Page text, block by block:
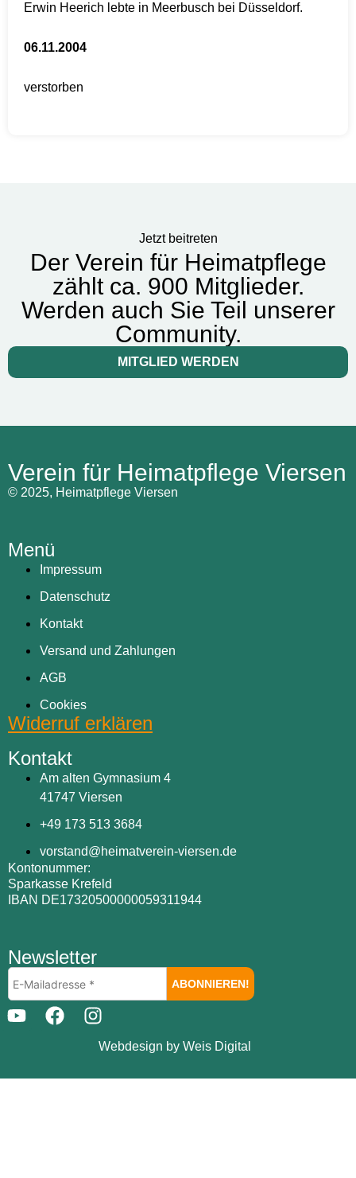
Erwin Heerich lebte in Meerbusch bei Düsseldorf.
06.11.2004
verstorben
Jetzt beitreten
Der Verein für Heimatpflege
zählt ca. 900 Mitglieder.
Werden auch Sie Teil unserer
Community.
MITGLIED WERDEN
Verein für Heimatpflege Viersen
© 2025, Heimatpflege Viersen
Menü
Impressum
Datenschutz
Kontakt
Versand und Zahlungen
AGB
Cookies
Widerruf erklären
Kontakt
Am alten Gymnasium 4
41747 Viersen
+49 173 513 3684
vorstand@heimatverein-viersen.de
Kontonummer:
Sparkasse Krefeld
IBAN DE17320500000059311944
Newsletter
Webdesign by Weis Digital